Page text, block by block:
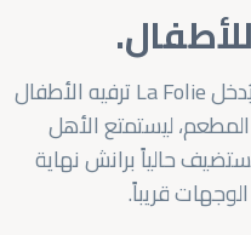
اطّلعوا على تعاوناتنا مع المطاعم. يُدخل La Folie ترفيه الأطفال
ليستمتع الأهل
حالياً برانش نهاية
قريباً.